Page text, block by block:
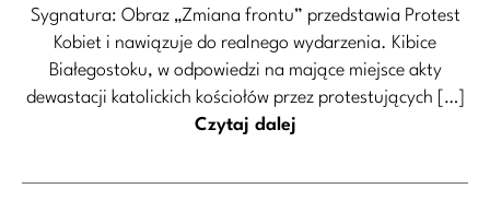
Sygnatura: Obraz „Zmiana frontu” przedstawia Protest
Kobiet i nawiązuje do realnego wydarzenia. Kibice
Białegostoku, w odpowiedzi na mające miejsce akty
dewastacji katolickich kościołów przez protestujących […]
Czytaj dalej